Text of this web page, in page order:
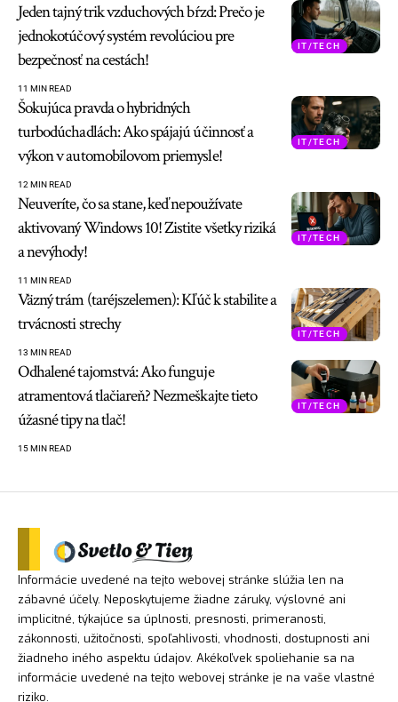
IT/TECH
Jeden tajný trik vzduchových bŕzd: Prečo je
jednokotúčový systém revolúciou pre
bezpečnosť na cestách!
11 MIN READ
IT/TECH
Šokujúca pravda o hybridných
turbodúchadlách: Ako spájajú účinnosť a
výkon v automobilovom priemysle!
12 MIN READ
IT/TECH
Neuveríte, čo sa stane, keď nepoužívate
aktivovaný Windows 10! Zistite všetky riziká
a nevýhody!
11 MIN READ
IT/TECH
Väzný trám (taréjszelemen): Kľúč k stabilite a
trvácnosti strechy
13 MIN READ
IT/TECH
Odhalené tajomstvá: Ako funguje
atramentová tlačiareň? Nezmeškajte tieto
úžasné tipy na tlač!
15 MIN READ
Informácie uvedené na tejto webovej stránke slúžia len na
zábavné účely. Neposkytujeme žiadne záruky, výslovné ani
implicitné, týkajúce sa úplnosti, presnosti, primeranosti,
zákonnosti, užitočnosti, spoľahlivosti, vhodnosti, dostupnosti ani
žiadneho iného aspektu údajov. Akékoľvek spoliehanie sa na
informácie uvedené na tejto webovej stránke je na vaše vlastné
riziko.